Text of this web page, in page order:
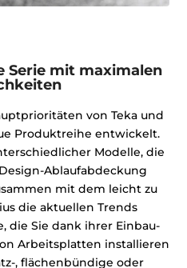
Serie mit maximalen
von Teka und
Produktreihe entwickelt.
Modelle, die
Ablaufabdeckung
mit dem leicht zu
die aktuellen Trends
die Sie dank ihrer Einbau-
Arbeitsplatten installieren
, flächenbündige oder